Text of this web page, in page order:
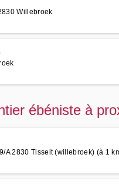
Willebroek
ébéniste à
A 2830 Tisselt (willebroek) (à 1